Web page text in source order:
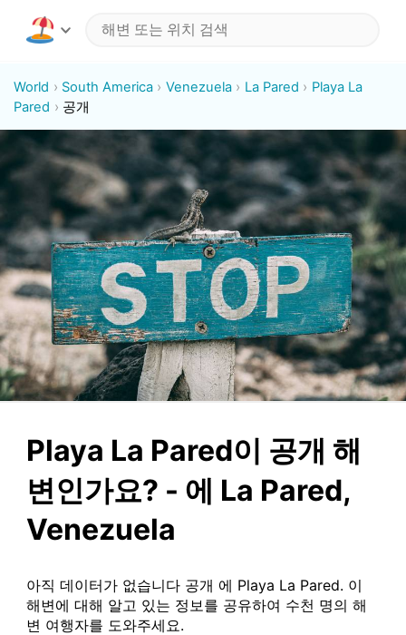
World South America Venezuela La Pared
Playa La
Pared
공개
Playa La Pared이 공개 해
변인가요? - 에 La Pared,
Venezuela
아직 데이터가 없습니다 공개 에 Playa La Pared. 이
해변에 대해 알고 있는 정보를 공유하여 수천 명의 해
변 여행자를 도와주세요.